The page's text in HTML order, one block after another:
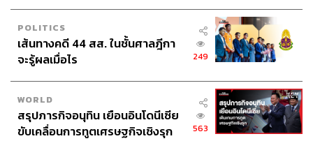
POLITICS
เส้นทางคดี 44 สส. ในชั้นศาลฎีกา
จะรู้ผลเมื่อไร
249
WORLD
สรุปภารกิจอนุทิน เยือนอินโดนีเซีย
ขับเคลื่อนการทูตเศรษฐกิจเชิงรุก
563